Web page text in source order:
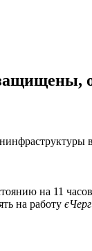
на 11
на работу